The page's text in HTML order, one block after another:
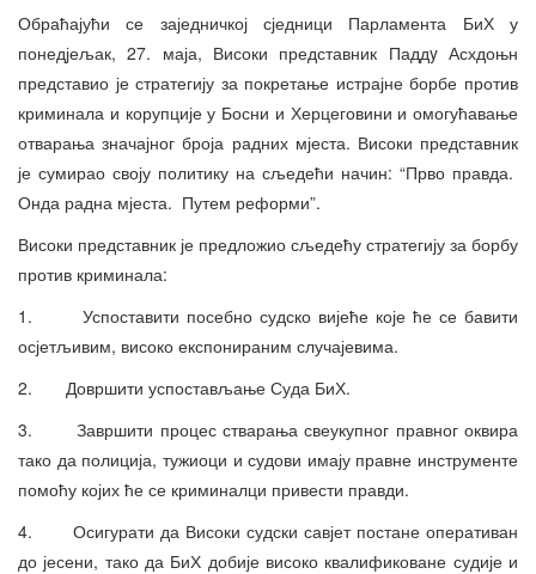
Обраћајући се заједничкој сједници Парламента БиХ у
понедјељак, 27. маја, Високи представник Паддy Асхдоњн
представио је стратегију за покретање истрајне борбе против
криминала и корупције у Босни и Херцеговини и омогућавање
отварања значајног броја радних мјеста. Високи представник
је сумирао своју политику на сљедећи начин: “Прво правда.
Онда радна мјеста. Путем реформи”.
Високи представник је предложио сљедећу стратегију за борбу
против криминала:
1. Успоставити посебно судско вијеће које ће се бавити
осјетљивим, високо експонираним случајевима.
2. Довршити успостављање Суда БиХ.
3. Завршити процес стварања свеукупног правног оквира
тако да полиција, тужиоци и судови имају правне инструменте
помоћу којих ће се криминалци привести правди.
4. Осигурати да Високи судски савјет постане оперативан
до јесени, тако да БиХ добије високо квалификоване судије и